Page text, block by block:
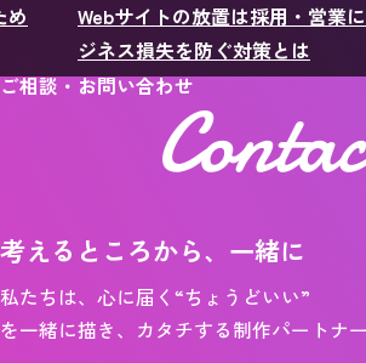
ビ
SNS投稿の最適な時間帯は？成
稿時間の分析方法を解説
ご相談・お問い合わせ
考えるところから、一緒に
私たちは、心に届く“ちょうどいい”
を一緒に描き、カタチする制作パートナー